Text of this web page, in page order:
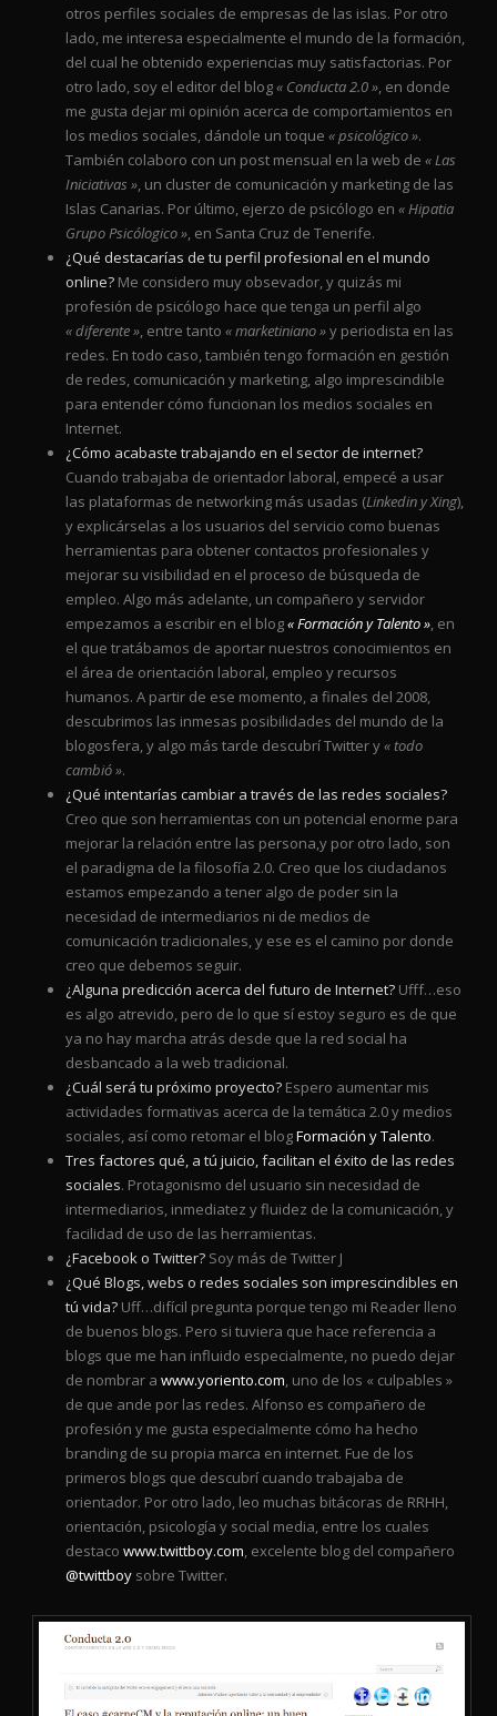
otros perfiles sociales de empresas de las islas. Por otro
lado, me interesa especialmente el mundo de la formación,
del cual he obtenido experiencias muy satisfactorias. Por
otro lado, soy el editor del blog« Conducta 2.0 », en donde
me gusta dejar mi opinión acerca de comportamientos en
los medios sociales, dándole un toque « psicológico ».
También colaboro con un post mensual en la web de « Las
Iniciativas », un cluster de comunicación y marketing de las
Islas Canarias. Por último, ejerzo de psicólogo en « Hipatia
Grupo Psicólogico », en Santa Cruz de Tenerife.
¿Qué destacarías de tu perfil profesional en el mundo
online? Me considero muy obsevador, y quizás mi
profesión de psicólogo hace que tenga un perfil algo
« diferente », entre tanto « marketiniano »y periodista en las
redes. En todo caso, también tengo formación en gestión
de redes, comunicación y marketing, algo imprescindible
para entender cómo funcionan los medios sociales en
Internet.
¿Cómo acabaste trabajando en el sector de internet?
Cuando trabajaba de orientador laboral, empecé a usar
las plataformas de networking más usadas (Linkedin y Xing),
y explicárselas a los usuarios del servicio como buenas
herramientas para obtener contactos profesionales y
mejorar su visibilidad en el proceso de búsqueda de
empleo. Algo más adelante, un compañero y servidor
empezamos a escribir en el blog« Formación y Talento », en
el que tratábamos de aportar nuestros conocimientos en
el área de orientación laboral, empleo y recursos
humanos. A partir de ese momento, a finales del 2008,
descubrimos las inmesas posibilidades del mundo de la
blogosfera, y algo más tarde descubrí Twitter y« todo
cambió ».
¿Qué intentarías cambiar a través de las redes sociales?
Creo que son herramientas con un potencial enorme para
mejorar la relación entre las persona,y por otro lado, son
el paradigma de la filosofía 2.0. Creo que los ciudadanos
estamos empezando a tener algo de poder sin la
necesidad de intermediarios ni de medios de
comunicación tradicionales, y ese es el camino por donde
creo que debemos seguir.
¿Alguna predicción acerca del futuro de Internet? Ufff…eso
es algo atrevido, pero de lo que sí estoy seguro es de que
ya no hay marcha atrás desde que la red social ha
desbancado a la web tradicional.
¿Cuál será tu próximo proyecto? Espero aumentar mis
actividades formativas acerca de la temática 2.0 y medios
sociales, así como retomar el blogFormación y Talento.
Tres factores qué, a tú juicio, facilitan el éxito de las redes
sociales. Protagonismo del usuario sin necesidad de
intermediarios, inmediatez y fluidez de la comunicación, y
facilidad de uso de las herramientas.
¿Facebook o Twitter? Soy más de Twitter J
¿Qué Blogs, webs o redes sociales son imprescindibles en
tú vida? Uff…difícil pregunta porque tengo mi Reader lleno
de buenos blogs. Pero si tuviera que hace referencia a
blogs que me han influido especialmente, no puedo dejar
de nombrar a www.yoriento.com, uno de los « culpables »
de que ande por las redes. Alfonso es compañero de
profesión y me gusta especialmente cómo ha hecho
branding de su propia marca en internet. Fue de los
primeros blogs que descubrí cuando trabajaba de
orientador. Por otro lado, leo muchas bitácoras de RRHH,
orientación, psicología y social media, entre los cuales
destaco www.twittboy.com, excelente blog del compañero
@twittboy sobre Twitter.